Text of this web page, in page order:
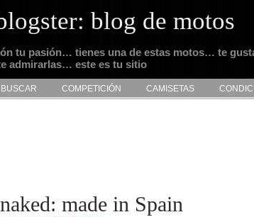
blog de motos
tu pasión… tienes una de estas motos… te
admirarlas… este es tu sitio
BUSCAR COMPETICIÓN CAMISETAS
made in Spain